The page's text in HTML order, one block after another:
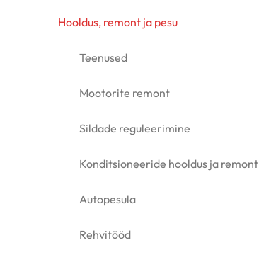
Hooldus, remont ja pesu
Teenused
Mootorite remont
Sildade reguleerimine
Konditsioneeride hooldus ja remont
Autopesula
Rehvitööd